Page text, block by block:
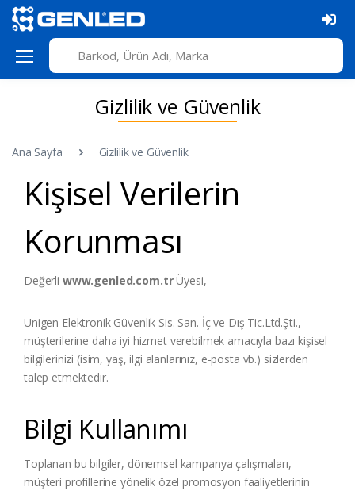
Gizlilik ve Güvenlik
Ana Sayfa Gizlilik ve Güvenlik
Kişisel Verilerin
Korunması
Değerli www.genled.com.trÜyesi,
Unigen Elektronik Güvenlik Sis. San. İç ve Dış Tic.Ltd.Şti.,
müşterilerine daha iyi hizmet verebilmek amacıyla bazı kişisel
bilgilerinizi (isim, yaş, ilgi alanlarınız, e-posta vb.) sizlerden
talep etmektedir.
Bilgi Kullanımı
Toplanan bu bilgiler, dönemsel kampanya çalışmaları,
müşteri profillerine yönelik özel promosyon faaliyetlerinin